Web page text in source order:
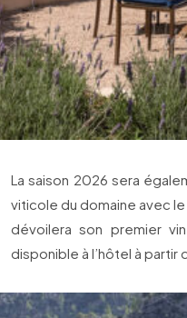
La saison 2026 sera
viticole du domaine avec le
dévoilera son premier
disponible à l’hôtel à partir